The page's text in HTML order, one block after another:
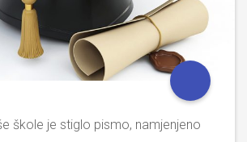
škole je stiglo pismo, namjenjeno